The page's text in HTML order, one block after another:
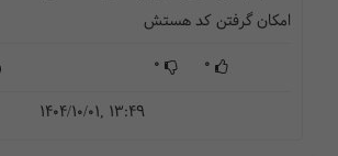
امکان گرفتن کد هستش
0
0
1404/10/01, 13:49